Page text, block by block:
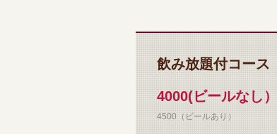
飲み放題付コース
4000(ビールなし）
4500（ビールあり）